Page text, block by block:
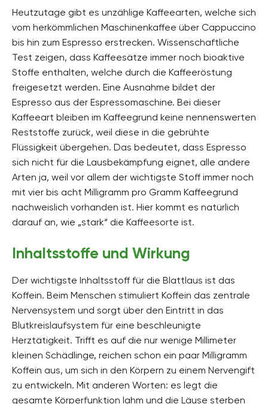
Heutzutage gibt es unzählige Kaffeearten, welche sich
vom herkömmlichen Maschinenkaffee über Cappuccino
bis hin zum Espresso erstrecken. Wissenschaftliche
Test zeigen, dass Kaffeesätze immer noch bioaktive
Stoffe enthalten, welche durch die Kaffeeröstung
freigesetzt werden. Eine Ausnahme bildet der
Espresso aus der Espressomaschine. Bei dieser
Kaffeeart bleiben im Kaffeegrund keine nennenswerten
Reststoffe zurück, weil diese in die gebrühte
Flüssigkeit übergehen. Das bedeutet, dass Espresso
sich nicht für die Lausbekämpfung eignet, alle andere
Arten ja, weil vor allem der wichtigste Stoff immer noch
mit vier bis acht Milligramm pro Gramm Kaffeegrund
nachweislich vorhanden ist. Hier kommt es natürlich
darauf an, wie „stark“ die Kaffeesorte ist.
Inhaltsstoffe und Wirkung
Der wichtigste Inhaltsstoff für die Blattlaus ist das
Koffein. Beim Menschen stimuliert Koffein das zentrale
Nervensystem und sorgt über den Eintritt in das
Blutkreislaufsystem für eine beschleunigte
Herztätigkeit. Trifft es auf die nur wenige Millimeter
kleinen Schädlinge, reichen schon ein paar Milligramm
Koffein aus, um sich in den Körpern zu einem Nervengift
zu entwickeln. Mit anderen Worten: es legt die
gesamte Körperfunktion lahm und die Läuse sterben